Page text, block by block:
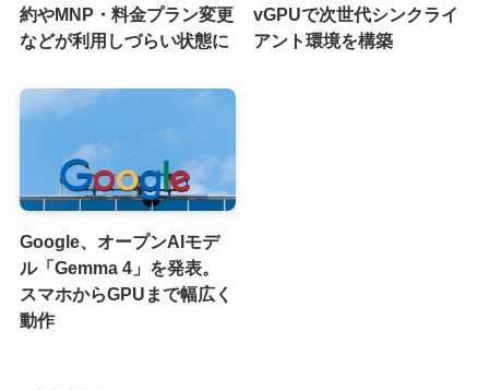
約やMNP・料金プラン変更
などが利用しづらい状態に
vGPUで次世代シンクライ
アント環境を構築
Google、オープンAIモデ
ル「Gemma 4」を発表。
スマホからGPUまで幅広く
動作